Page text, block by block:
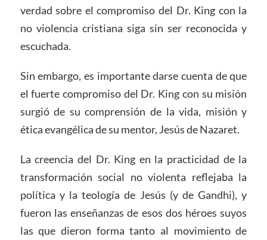
verdad sobre el compromiso del Dr. King con la
no violencia cristiana siga sin ser reconocida y
escuchada.
Sin embargo, es importante darse cuenta de que
el fuerte compromiso del Dr. King con su misión
surgió de su comprensión de la vida, misión y
ética evangélica de su mentor, Jesús de Nazaret.
La creencia del Dr. King en la practicidad de la
transformación social no violenta reflejaba la
política y la teología de Jesús (y de Gandhi), y
fueron las enseñanzas de esos dos héroes suyos
las que dieron forma tanto al movimiento de